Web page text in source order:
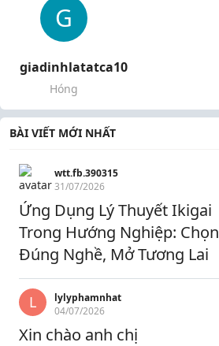
G
giadinhlatatca10
Hóng
BÀI VIẾT MỚI NHẤT
wtt.fb.390315
31/07/2026
Ứng Dụng Lý Thuyết Ikigai
Trong Hướng Nghiệp: Chọn
Đúng Nghề, Mở Tương Lai
L
lylyphamnhat
04/07/2026
Xin chào anh chị